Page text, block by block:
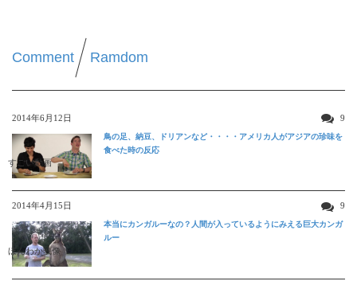
Comment Ramdom
2014年6月12日 9
すごい動画
鳥の足、納豆、ドリアンなど・・・・アメリカ人がアジアの珍味を
食べた時の反応
2014年4月15日 9
ほんわか映像
本当にカンガルーなの？人間が入っているようにみえる巨大カンガ
ルー